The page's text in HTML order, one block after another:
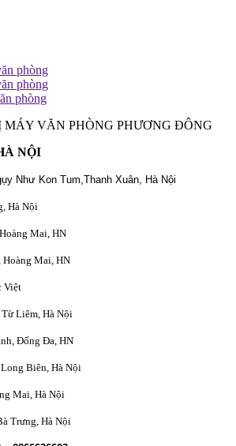
phòng
phòng
phòng
MÁY VĂN PHÒNG PHƯƠNG ĐÔNG
NỘI
Như Kon Tum,Thanh Xuân, Hà Nội
Hà Nội
Mai, HN
Hoàng Mai, HN
Việt
Liêm, Hà Nội
Đống Đa, HN
Biên, Hà Nội
Mai, Hà Nội
Trưng, Hà Nội